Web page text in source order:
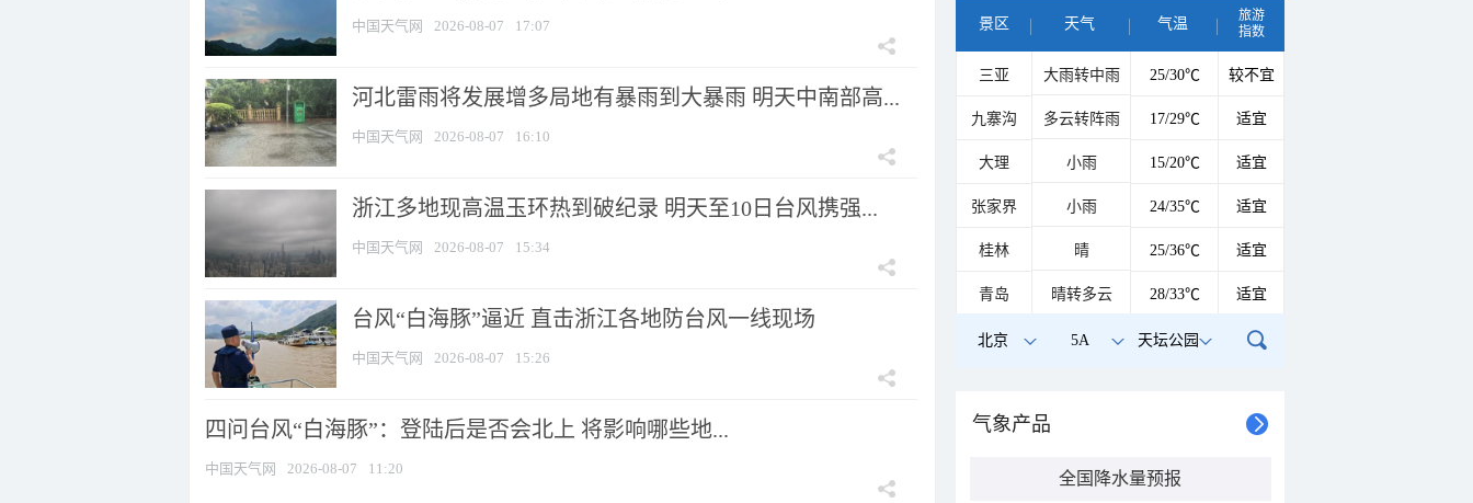
中国天气网 2026-08-07 17:07
河北雷雨将发展增多局地有暴雨到大暴雨 明天中南部高...
中国天气网 2026-08-07 16:10
浙江多地现高温玉环热到破纪录 明天至10日台风携强...
中国天气网 2026-08-07 15:34
台风“白海豚”逼近 直击浙江各地防台风一线现场
中国天气网 2026-08-07 15:26
四问台风“白海豚”：登陆后是否会北上 将影响哪些地...
中国天气网 2026-08-07 11:20
景区 天气 气温
旅游
指数
三亚 大雨转中雨 25/30℃ 较不宜
九寨沟 多云转阵雨 17/29℃ 适宜
大理 小雨 15/20℃ 适宜
张家界 小雨 24/35℃ 适宜
桂林 晴 25/36℃ 适宜
青岛 晴转多云 28/33℃ 适宜
北京 5A 天坛公园
气象产品
全国降水量预报